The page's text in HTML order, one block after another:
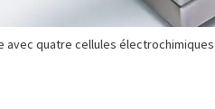
avec quatre cellules